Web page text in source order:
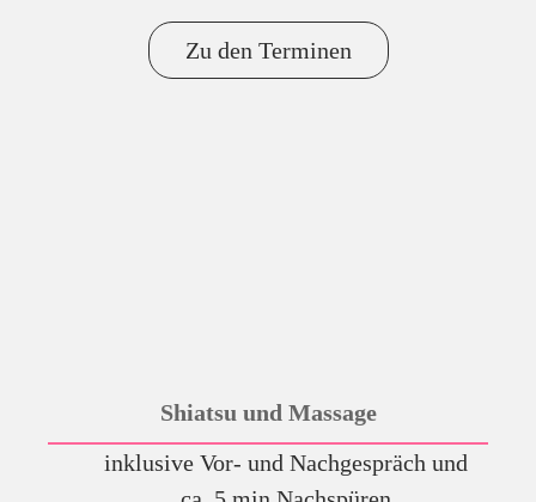
Zu den Terminen
Shiatsu und Massage
inklusive Vor- und Nachgespräch und